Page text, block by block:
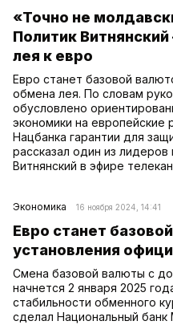
«Точно не
Политик
лея к евро
Евро станет базовой
обмена лея. По словам
обусловлено
экономики на европейские
Нацбанка гарантии для
рассказал один из
Витнянский в эфире
Экономика 16 ноября 2024, 14:41
Евро станет
установления
Смена базовой валюты с
начнется 2 января 2025
стабильности обменного
сделал Национальный